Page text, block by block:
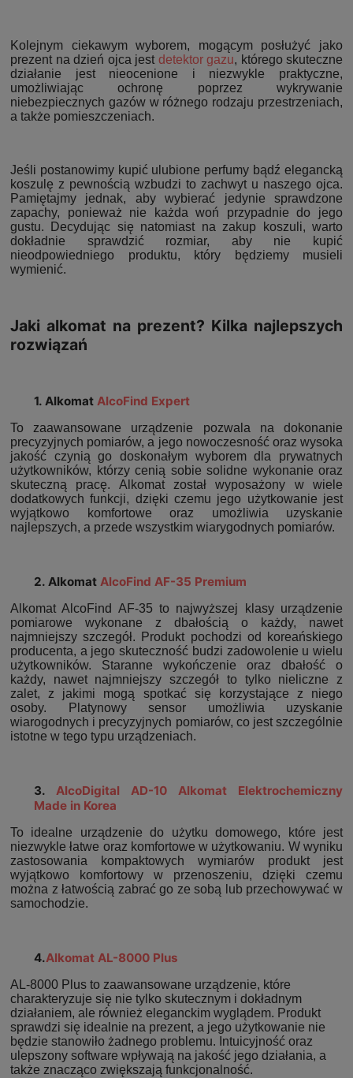
Kolejnym ciekawym wyborem, mogącym posłużyć jako
prezent na dzień ojca jest detektor gazu, którego skuteczne
działanie jest nieocenione i niezwykle praktyczne,
umożliwiając ochronę poprzez wykrywanie
niebezpiecznych gazów w różnego rodzaju przestrzeniach,
a także pomieszczeniach.
Jeśli postanowimy kupić ulubione perfumy bądź elegancką
koszulę z pewnością wzbudzi to zachwyt u naszego ojca.
Pamiętajmy jednak, aby wybierać jedynie sprawdzone
zapachy, ponieważ nie każda woń przypadnie do jego
gustu. Decydując się natomiast na zakup koszuli, warto
dokładnie sprawdzić rozmiar, aby nie kupić
nieodpowiedniego produktu, który będziemy musieli
wymienić.
Jaki alkomat na prezent? Kilka najlepszych
rozwiązań
1. Alkomat AlcoFind Expert
To zaawansowane urządzenie pozwala na dokonanie
precyzyjnych pomiarów, a jego nowoczesność oraz wysoka
jakość czynią go doskonałym wyborem dla prywatnych
użytkowników, którzy cenią sobie solidne wykonanie oraz
skuteczną pracę. Alkomat został wyposażony w wiele
dodatkowych funkcji, dzięki czemu jego użytkowanie jest
wyjątkowo komfortowe oraz umożliwia uzyskanie
najlepszych, a przede wszystkim wiarygodnych pomiarów.
2. Alkomat AlcoFind AF-35 Premium
Alkomat AlcoFind AF-35 to najwyższej klasy urządzenie
pomiarowe wykonane z dbałością o każdy, nawet
najmniejszy szczegół. Produkt pochodzi od koreańskiego
producenta, a jego skuteczność budzi zadowolenie u wielu
użytkowników. Staranne wykończenie oraz dbałość o
każdy, nawet najmniejszy szczegół to tylko nieliczne z
zalet, z jakimi mogą spotkać się korzystające z niego
osoby. Platynowy sensor umożliwia uzyskanie
wiarogodnych i precyzyjnych pomiarów, co jest szczególnie
istotne w tego typu urządzeniach.
3. AlcoDigital AD-10 Alkomat Elektrochemiczny
Made in Korea
To idealne urządzenie do użytku domowego, które jest
niezwykle łatwe oraz komfortowe w użytkowaniu. W wyniku
zastosowania kompaktowych wymiarów produkt jest
wyjątkowo komfortowy w przenoszeniu, dzięki czemu
można z łatwością zabrać go ze sobą lub przechowywać w
samochodzie.
4.Alkomat AL-8000 Plus
AL-8000 Plus to zaawansowane urządzenie, które
charakteryzuje się nie tylko skutecznym i dokładnym
działaniem, ale również eleganckim wyglądem. Produkt
sprawdzi się idealnie na prezent, a jego użytkowanie nie
będzie stanowiło żadnego problemu. Intuicyjność oraz
ulepszony software wpływają na jakość jego działania, a
także znacząco zwiększają funkcjonalność.